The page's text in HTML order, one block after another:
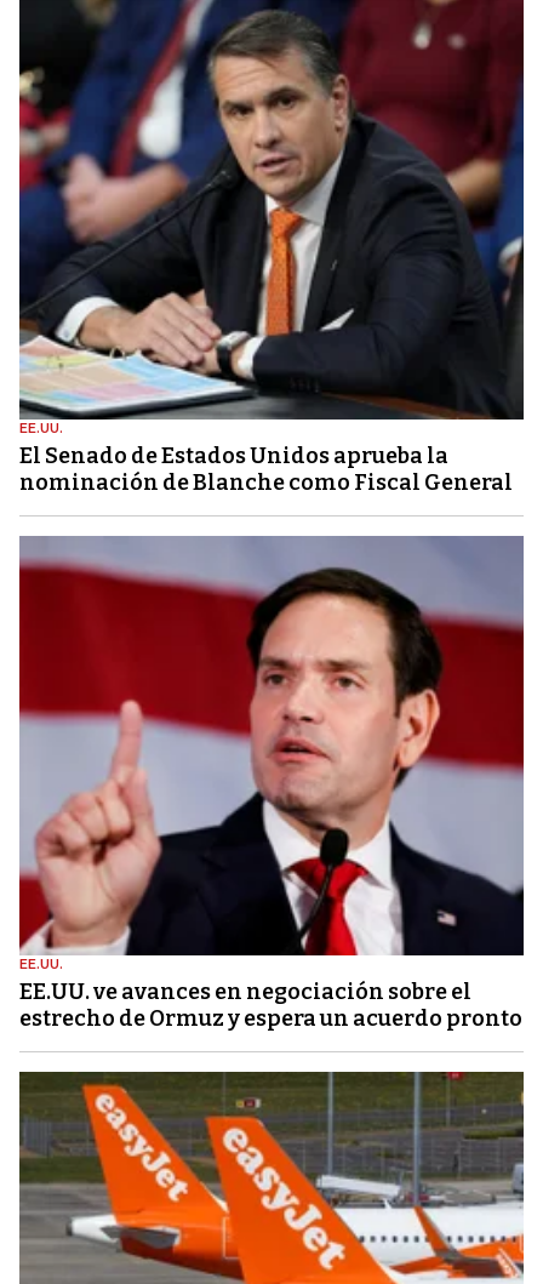
EE.UU.
El Senado de Estados Unidos aprueba la
nominación de Blanche como Fiscal General
EE.UU.
EE.UU. ve avances en negociación sobre el
estrecho de Ormuz y espera un acuerdo pronto